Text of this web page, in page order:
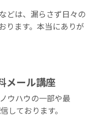
どは、漏らさず日々の
ります。本当にありが
メール講座
ウハウの一部や最
しております。